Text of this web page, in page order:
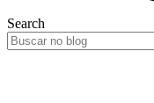
Search